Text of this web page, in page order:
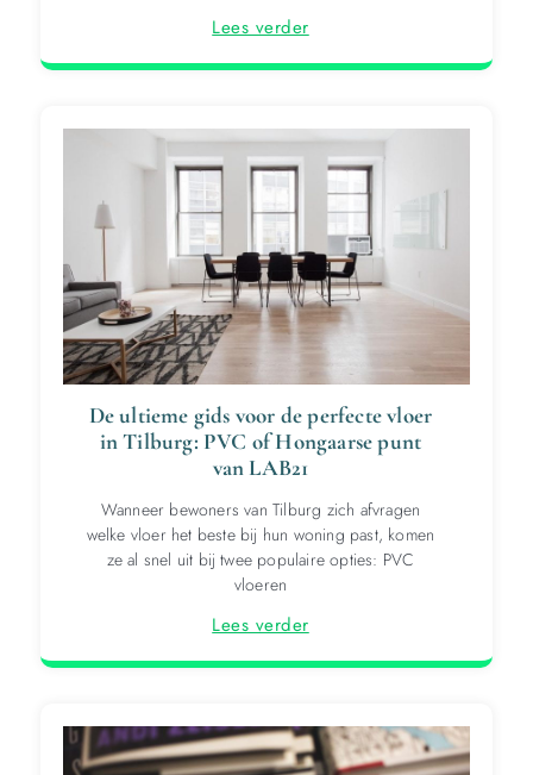
Lees verder
De ultieme gids voor de perfecte vloer
in Tilburg: PVC of Hongaarse punt
van LAB21
Wanneer bewoners van Tilburg zich afvragen
welke vloer het beste bij hun woning past, komen
ze al snel uit bij twee populaire opties: PVC
vloeren
Lees verder